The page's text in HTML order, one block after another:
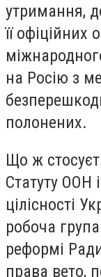
утримання,
її офіційних
на Росію з
полонених.
Що ж
Статуту ООН
цілісності
робоча
реформі
права вето,